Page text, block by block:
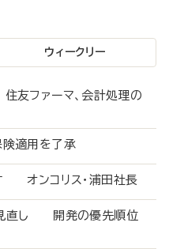
ウィークリー
友ファーマ、会計処理の
険適用を了承
オンコリス・浦田社長
見直し 開発の優先順位